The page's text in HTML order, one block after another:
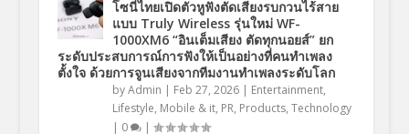
โซนี่ไทยเปิดตัวหูฟังตัดเสียงรบกวนไร้สาย
แบบ Truly Wireless รุ่นใหม่ WF-
1000XM6 “อินเต็มเสียง ตัดทุกนอยส์” ยก
ระดับประสบการณ์การฟังให้เป็นอย่างที่คนทำเพลง
ตั้งใจ ด้วยการจูนเสียงจากทีมงานทำเพลงระดับโลก
byAdmin | Feb 27, 2026| Entertainment,
Lifestyle, Mobile & it, PR, Products, Technology
| 0 |